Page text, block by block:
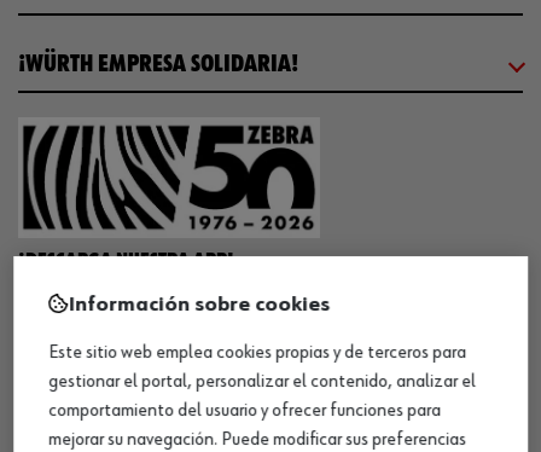
¡WÜRTH EMPRESA SOLIDARIA!
¡DESCARGA NUESTRA APP!
MÉTODOS DE PAGO
Información sobre cookies
Este sitio web emplea cookies propias y de terceros para
gestionar el portal, personalizar el contenido, analizar el
comportamiento del usuario y ofrecer funciones para
mejorar su navegación. Puede modificar sus preferencias